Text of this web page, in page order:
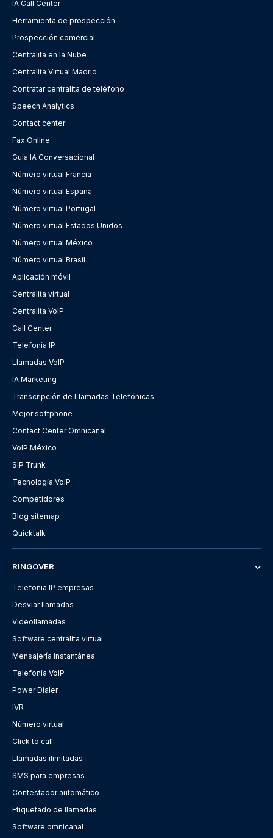
IA Call Center
Herramienta de prospección
Prospección comercial
Centralita en la Nube
Centralita Virtual Madrid
Contratar centralita de teléfono
Speech Analytics
Contact center
Fax Online
Guía IA Conversacional
Número virtual Francia
Número virtual España
Número virtual Portugal
Número virtual Estados Unidos
Número virtual México
Número virtual Brasil
Aplicación móvil
Centralita virtual
Centralita VoIP
Call Center
Telefonía IP
Llamadas VoIP
IA Marketing
Transcripción de Llamadas Telefónicas
Mejor softphone
Contact Center Omnicanal
VoIP México
SIP Trunk
Tecnología VoIP
Competidores
Blog sitemap
Quicktalk
RINGOVER
Telefonia IP empresas
Desviar llamadas
Videollamadas
Software centralita virtual
Mensajería instantánea
Telefonía VoIP
Power Dialer
IVR
Número virtual
Click to call
Llamadas ilimitadas
SMS para empresas
Contestador automático
Etiquetado de llamadas
Software omnicanal